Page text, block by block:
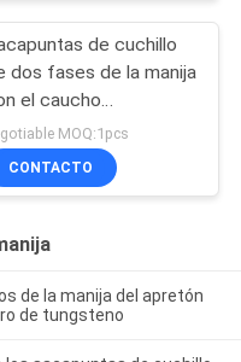
de cuchillo
dos fases de la manija
el caucho
para la
de bolsillo
MOQ:1pcs
CONTACTO
de la manija del apretón
de tungsteno